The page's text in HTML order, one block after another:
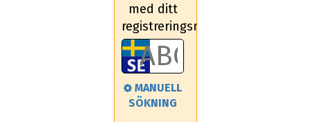
med ditt
registreringsnummer
MANUELL
SÖKNING